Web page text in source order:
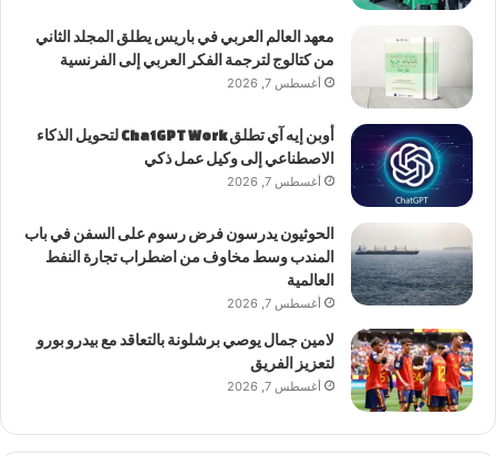
معهد العالم العربي في باريس يطلق المجلد الثاني
من كتالوج لترجمة الفكر العربي إلى الفرنسية
أغسطس 7, 2026
أوبن إيه آي تطلق ChatGPT Work لتحويل الذكاء
الاصطناعي إلى وكيل عمل ذكي
أغسطس 7, 2026
الحوثيون يدرسون فرض رسوم على السفن في باب
المندب وسط مخاوف من اضطراب تجارة النفط
العالمية
أغسطس 7, 2026
لامين جمال يوصي برشلونة بالتعاقد مع بيدرو بورو
لتعزيز الفريق
أغسطس 7, 2026